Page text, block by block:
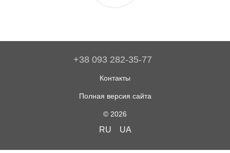
+38 093 282-35-77
Контакты
Полная версия сайта
© 2026
RU UA